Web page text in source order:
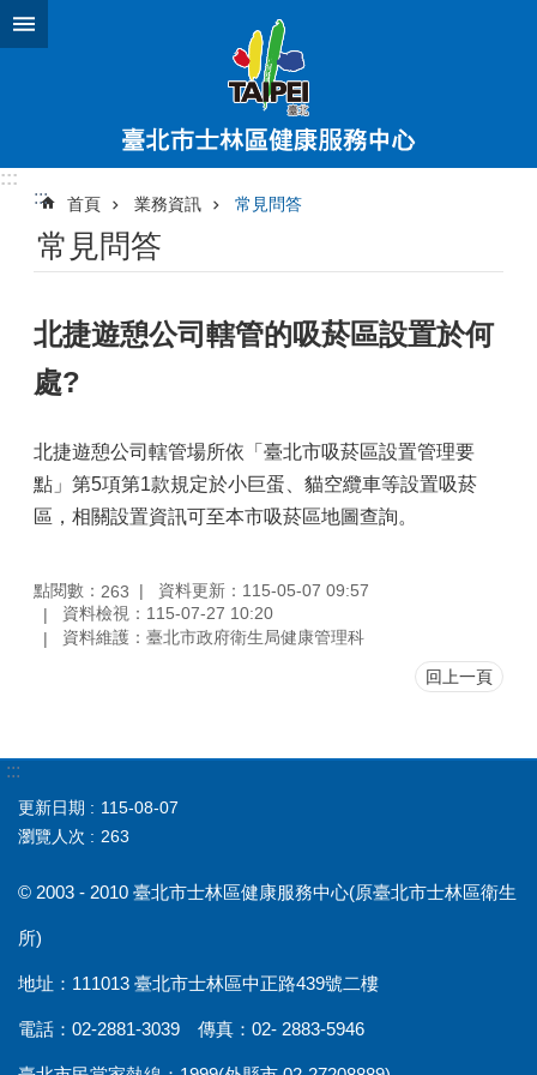
跳到主要內容區塊
:::
:::
首頁 業務資訊 常見問答
常見問答
北捷遊憩公司轄管的吸菸區設置於何
處?
北捷遊憩公司轄管場所依「臺北市吸菸區設置管理要
點」第5項第1款規定於小巨蛋、貓空纜車等設置吸菸
區，相關設置資訊可至本市吸菸區地圖查詢。
點閱數： 263
資料更新：115-05-07 09:57
資料檢視：115-07-27 10:20
資料維護：臺北市政府衛生局健康管理科
回上一頁
:::
更新日期
115-08-07
瀏覽人次
263
© 2003 - 2010 臺北市士林區健康服務中心(原臺北市士林區衛生
所)
地址：111013 臺北市士林區中正路439號二樓
電話：02-2881-3039 傳真：02- 2883-5946